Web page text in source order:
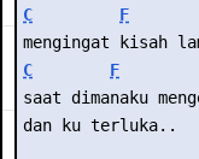
C
F
mengingat kisah
C
F
saat dimanaku
dan ku terluka..